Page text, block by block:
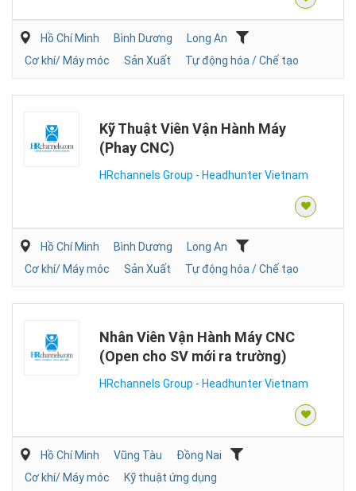
Hồ Chí Minh Bình Dương
Long An
Cơ khí/ Máy móc
Sản Xuất Tự động hóa / Chế tạo
Kỹ Thuật Viên Vận Hành Máy
(Phay CNC)
HRchannels Group - Headhunter Vietnam
Hồ Chí Minh Bình Dương
Long An
Cơ khí/ Máy móc
Sản Xuất Tự động hóa / Chế tạo
Nhân Viên Vận Hành Máy CNC
(Open cho SV mới ra trường)
HRchannels Group - Headhunter Vietnam
Hồ Chí Minh Vũng Tàu
Đồng Nai
Cơ khí/ Máy móc
Kỹ thuật ứng dụng